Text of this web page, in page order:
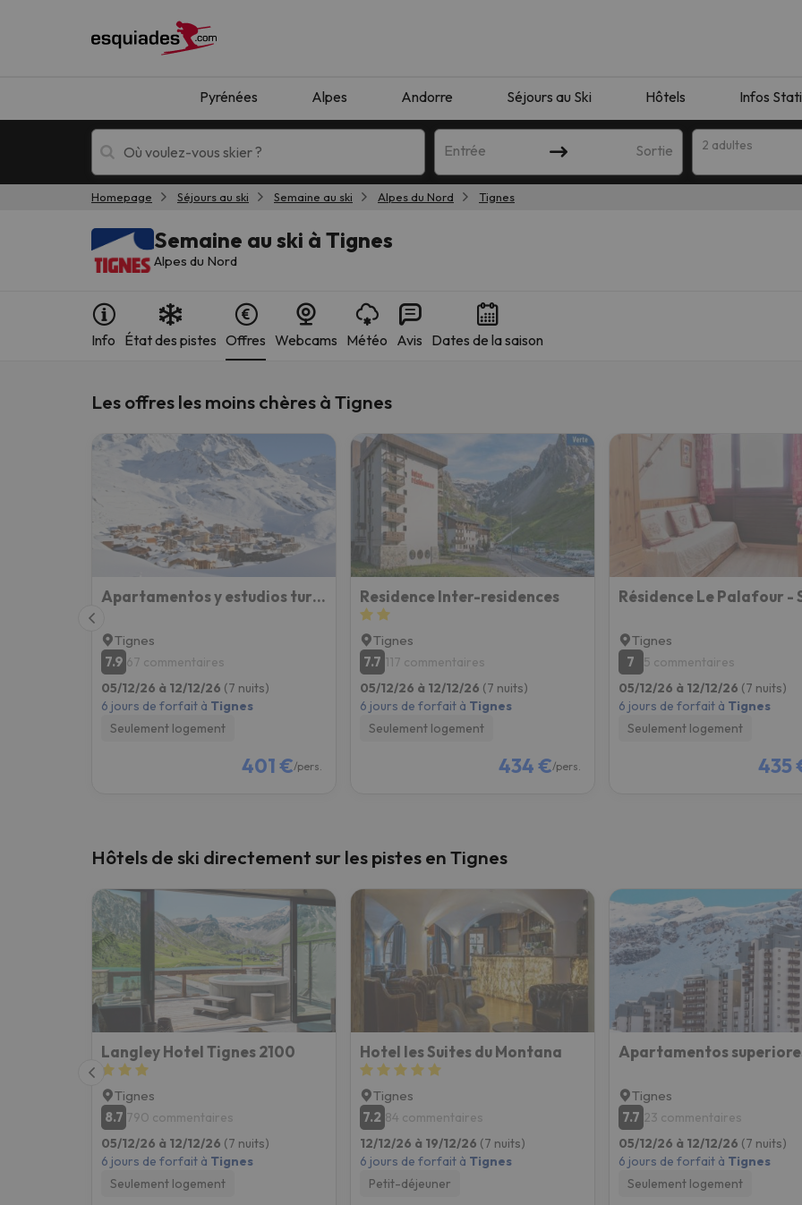
Pyrénées Alpes Andorre Séjours au Ski Hôtels Infos
Entrée Sortie 2 adultes
Séjours au ski Séjours montagne
Il semble que notre chercheur se soit égaré. Dès qu'il aura retrouvé sa boussole, il reviendra.
Homepage Séjours au ski Semaine au ski Alpes du Nord Tignes
Semaine au ski à Tignes
Alpes du Nord
Info État des pistes Offres Webcams Météo Avis Dates de la saison
Les offres les moins chères à Tignes
Apartamentos y estudios turísticos en Le Lac (Tignes) Roc Blanc Inm
Tignes
7.9 67 commentaires
05/12/26 à 12/12/26 (7 nuits)
6 jours de forfait à Tignes
Seulement logement
401 €/pers.
Residence Inter-residences
Tignes
7.7 117 commentaires
05/12/26 à 12/12/26 (7 nuits)
6 jours de forfait à Tignes
Seulement logement
434 €/pers.
Tignes
7
5 commentaires
05/12/26 à 12/12/26 (7 nuits)
6 jours de forfait à Tignes
Seulement logement
435
Hôtels de ski directement sur les pistes en Tignes
Langley Hotel Tignes 2100
Tignes
8.7 790 commentaires
05/12/26 à 12/12/26 (7 nuits)
6 jours de forfait à Tignes
Seulement logement
Hotel les Suites du Montana
Tignes
7.2 84 commentaires
12/12/26 à 19/12/26 (7 nuits)
6 jours de forfait à Tignes
Petit-déjeuner
Tignes
7.7 23 commentaires
05/12/26 à 12/12/26 (7 nuits)
6 jours de forfait à Tignes
Seulement logement